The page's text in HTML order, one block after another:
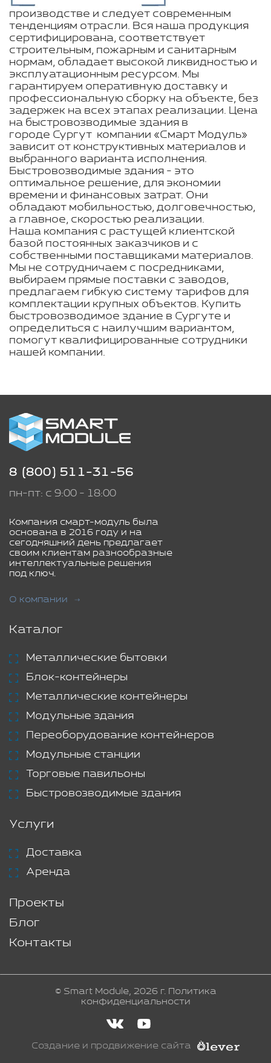
производстве и следует современным
тенденциям отрасли. Вся наша продукция
сертифицирована, соответствует
строительным, пожарным и санитарным
нормам, обладает высокой ликвидностью и
эксплуатационным ресурсом. Мы
гарантируем оперативную доставку и
профессиональную сборку на объекте, без
задержек на всех этапах реализации. Цена
на быстровозводимые здания в
городе Сургут компании «Смарт Модуль»
зависит от конструктивных материалов и
выбранного варианта исполнения.
Быстровозводимые здания - это
оптимальное решение, для экономии
времени и финансовых затрат. Они
обладают мобильностью, долговечностью,
а главное, скоростью реализации.
Наша компания с растущей клиентской
базой постоянных заказчиков и с
собственными поставщиками материалов.
Мы не сотрудничаем с посредниками,
выбираем прямые поставки с заводов,
предлагаем гибкую систему тарифов для
комплектации крупных объектов. Купить
быстровозводимое здание в Сургуте и
определиться с наилучшим вариантом,
помогут квалифицированные сотрудники
нашей компании.
8 (800) 511-31-56
пн-пт: с 9:00 - 18:00
Компания смарт-модуль была
основана в 2016 году и на
сегодняшний день предлагает
своим клиентам разнообразные
интеллектуальные решения
под ключ.
О компании
Каталог
Металлические бытовки
Блок-контейнеры
Металлические контейнеры
Модульные здания
Переоборудование контейнеров
Модульные станции
Торговые павильоны
Быстровозводимые здания
Услуги
Доставка
Аренда
Проекты
Блог
Контакты
© Smart Module, 2026 г. Политика
конфиденциальности
Создание и продвижение сайта